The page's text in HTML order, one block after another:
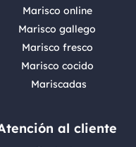
Marisco online
Marisco gallego
Marisco fresco
Marisco cocido
Mariscadas
al cliente